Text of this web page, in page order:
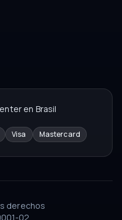
en Brasil
Visa Mastercard
derechos
02